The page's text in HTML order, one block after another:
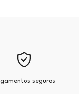
seguros